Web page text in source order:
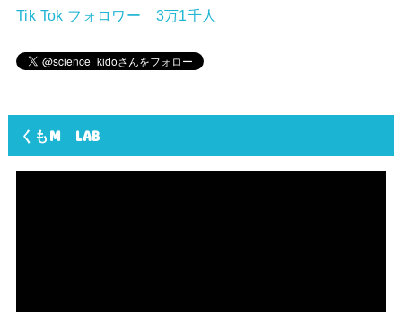
Tik Tok フォロワー 3万1千人
くもM LAB